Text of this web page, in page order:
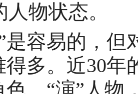
物状态。
易的，但
得多。近30
色、“演”人